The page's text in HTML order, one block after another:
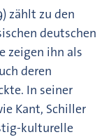
zählt zu den
deutschen
zeigen ihn als
deren
In seiner
Kant, Schiller
kulturelle